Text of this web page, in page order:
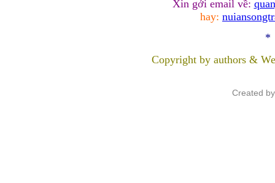
Xin gởi email về:
hay:
*
Copyright by authors &
Created